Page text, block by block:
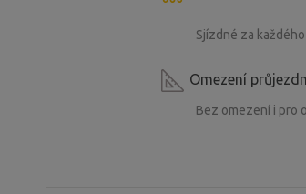
Sjízdné za
Omezení
Bez omezení i pro